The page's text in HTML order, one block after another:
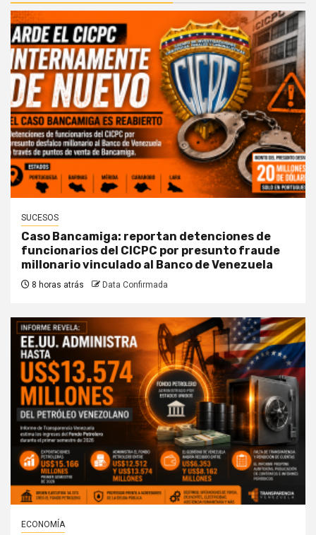
SUCESOS
Caso Bancamiga: reportan detenciones de
funcionarios del CICPC por presunto fraude
millonario vinculado al Banco de Venezuela
8 horas atrás Data Confirmada
ECONOMÍA